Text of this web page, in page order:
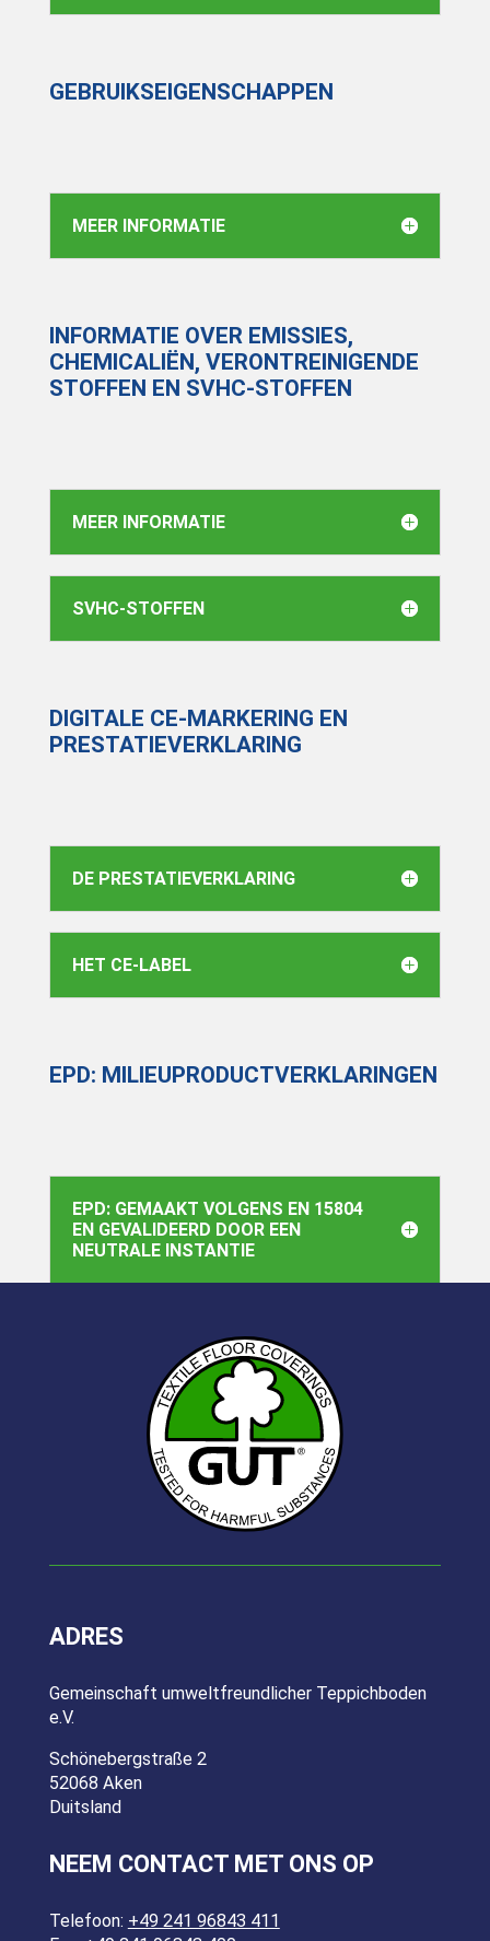
GEBRUIKSEIGENSCHAPPEN
MEER INFORMATIE
INFORMATIE OVER EMISSIES,
CHEMICALIËN, VERONTREINIGENDE
STOFFEN EN SVHC-STOFFEN
MEER INFORMATIE
SVHC-STOFFEN
DIGITALE CE-MARKERING EN
PRESTATIEVERKLARING
DE PRESTATIEVERKLARING
HET CE-LABEL
EPD: MILIEUPRODUCTVERKLARINGEN
EPD: GEMAAKT VOLGENS EN 15804
EN GEVALIDEERD DOOR EEN
NEUTRALE INSTANTIE
ADRES
Gemeinschaft umweltfreundlicher Teppichboden
e.V.
Schönebergstraße 2
52068 Aken
Duitsland
NEEM CONTACT MET ONS OP
Telefoon: +49 241 96843 411